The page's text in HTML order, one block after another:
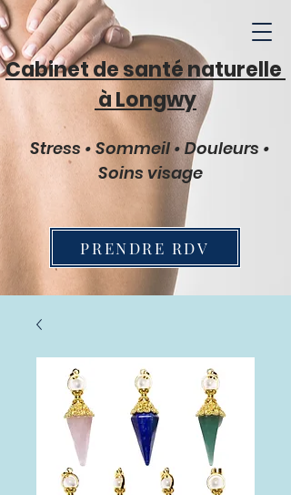
Cabinet de santé naturelle
à Longwy
Stress • Sommeil • Douleurs •
Soins visage
PRENDRE RDV